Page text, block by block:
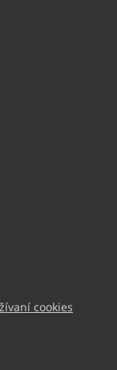
cookies